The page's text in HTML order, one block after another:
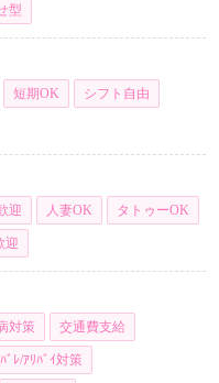
型
短期OK シフト自由
迎 人妻OK タトゥーOK
迎
対策 交通費支給
ﾞﾚ/ｱﾘﾊﾞｲ対策